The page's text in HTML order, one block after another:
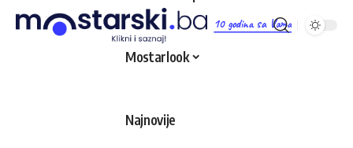
10 godina sa Vama
Mostarlook
Najnovije